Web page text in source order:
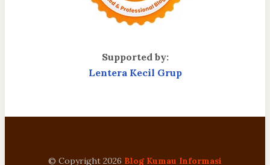
Supported by:
Lentera Kecil Grup
© Copyright 2026 Blog Kumau Informasi